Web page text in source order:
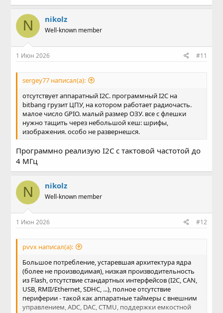
N nikolz
Well-known member
1 Июн 2026 #11
sergey77 написал(а):
отсутствует аппаратный I2C. программный I2C на
bitbang грузит ЦПУ, на котором работает радиочасть.
малое число GPIO. малый размер ОЗУ. все с флешки
нужно тащить через небольшой кеш: шрифы,
изображения. особо не развернешся.
Программно реализую I2C с тактовой частотой до
4 МГц
N nikolz
Well-known member
1 Июн 2026 #12
pvvx написал(а):
Большое потребление, устаревшая архитектура ядра
(более не производимая), низкая производительность
из Flash, отсутствие стандартных интерфейсов (I2C, CAN,
USB, RMII/Ethernet, SDHC, ...), полное отсутствие
периферии - такой как аппаратные таймеры с внешним
управлением, ADC, DAC, CTMU, поддержки емкостной